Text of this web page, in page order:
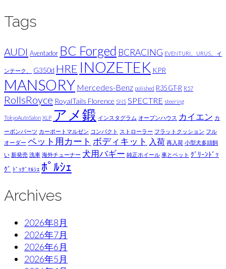
Tags
AUDI Aventador BC Forged BCRACING EVENTURI、URUS、イ
ンテーク、 G350d HRE INOZETEK KPR
MANSORY Mercedes-Benz polished R35 GT-R R57
RollsRoyce RoyalTails Florence SNS SPECTRE steering
TokyoAutoSalon XLP アメ鍛 インスタグラム オープンハウス カイエン カ
ーボンパーツ カーポートマルゼン コンパクト ストローラー フラットクッション フル
オーダー ペット用カート ボディキット 入荷 再入荷 小型犬多頭飼
い 新発売 洗車 海外チューナー 犬用バギー 純正ホイール 車とペット ｸﾞﾘｰﾝﾄﾞｯ
ｸﾞ ﾄﾞｯｸﾞﾏﾙｼｪ ﾎﾟﾙｼｪ
Archives
2026年8月
2026年7月
2026年6月
2026年5月